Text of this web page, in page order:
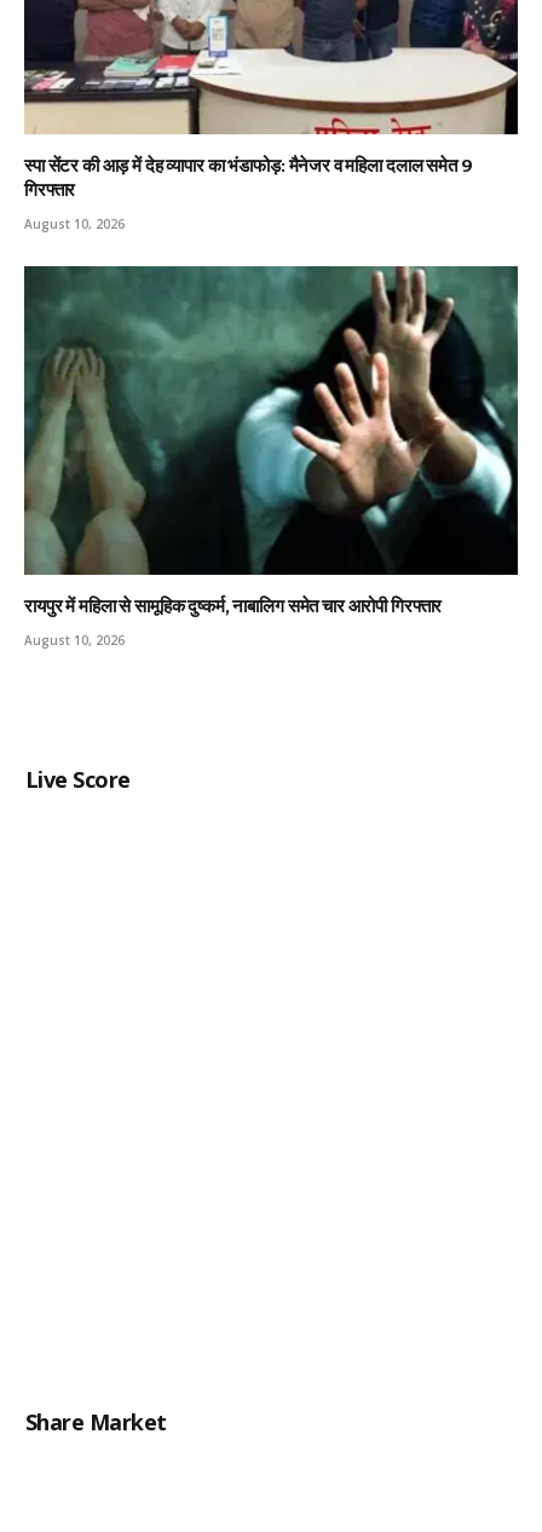
स्पा सेंटर की आड़ में देह व्यापार का भंडाफोड़: मैनेजर व महिला दलाल समेत 9
गिरफ्तार
August 10, 2026
रायपुर में महिला से सामूहिक दुष्कर्म, नाबालिग समेत चार आरोपी गिरफ्तार
August 10, 2026
Live Score
Share Market